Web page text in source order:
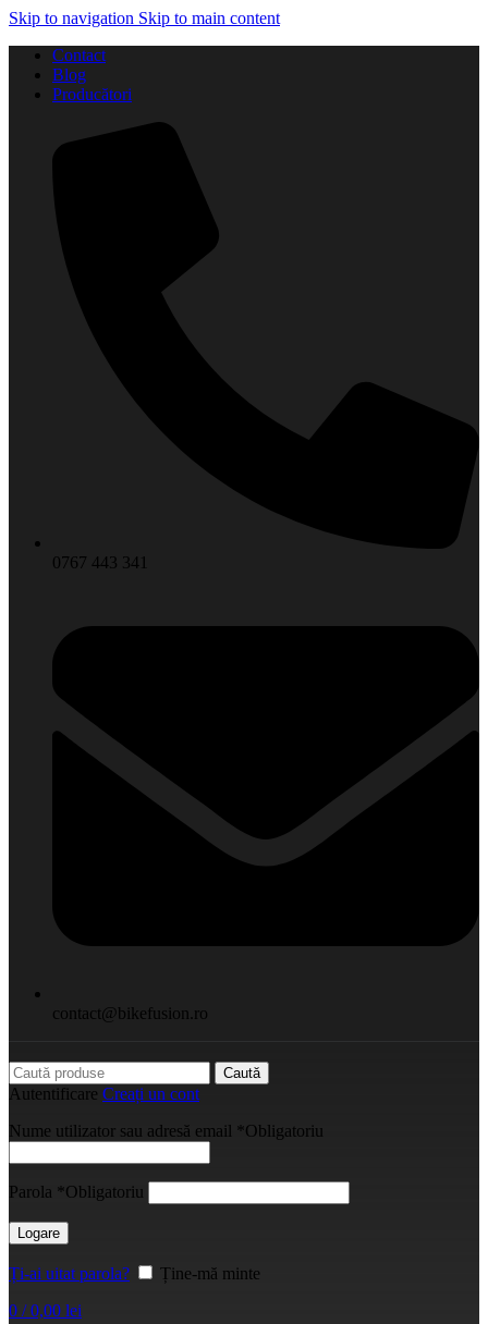
Skip to navigation Skip to main content
Contact
Blog
Producători
0767 443 341
contact@bikefusion.ro
Caută
Autentificare Creați un cont
Nume utilizator sau adresă email *Obligatoriu
Parola *Obligatoriu
Logare
Ți-ai uitat parola?
Ține-mă minte
0 / 0,00 lei